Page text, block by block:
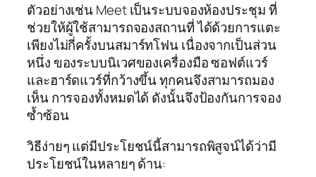
ตัวอย่างเช่น Meet เป็นระบบจองห้องประชุม ที่
ช่วยให้ผู้ใช้สามารถจองสถานที่ ได้ด้วยการแตะ
เพียงไม่กี่ครั้งบนสมาร์ทโฟน เนื่องจากเป็นส่วน
หนึ่ง ของระบบนิเวศของเครื่องมือ ซอฟต์แวร์
และฮาร์ดแวร์ที่กว้างขึ้น ทุกคนจึงสามารถมอง
เห็น การจองทั้งหมดได้ ดังนั้นจึงป้องกันการจอง
ซ้ำซ้อน
วิธีง่ายๆ แต่มีประโยชน์นี้สามารถพิสูจน์ได้ว่ามี
ประโยชน์ในหลายๆ ด้าน: